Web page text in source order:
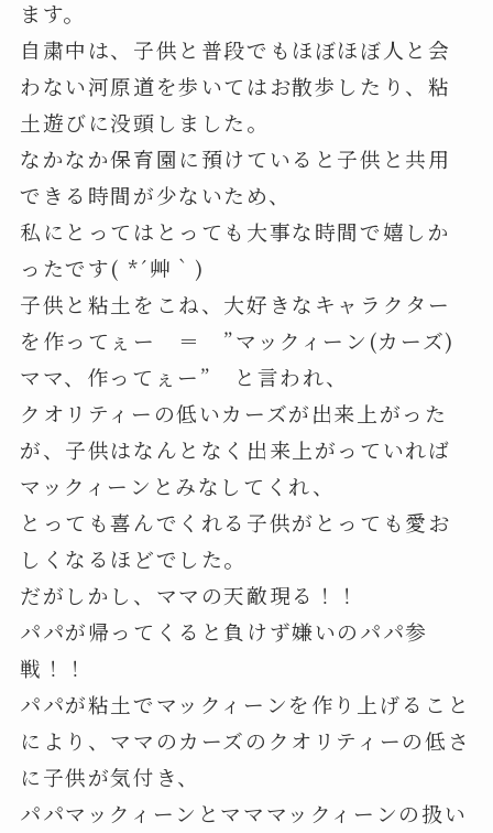
ます。
自粛中は、子供と普段でもほぼほぼ人と会
わない河原道を歩いてはお散歩したり、粘
土遊びに没頭しました。
なかなか保育園に預けていると子供と共用
できる時間が少ないため、
私にとってはとっても大事な時間で嬉しか
ったです( *´艸｀)
子供と粘土をこね、大好きなキャラクター
を作ってぇー ＝ ”マックィーン(カーズ)
ママ、作ってぇー” と言われ、
クオリティーの低いカーズが出来上がった
が、子供はなんとなく出来上がっていれば
マックィーンとみなしてくれ、
とっても喜んでくれる子供がとっても愛お
しくなるほどでした。
だがしかし、ママの天敵現る！！
パパが帰ってくると負けず嫌いのパパ参
戦！！
パパが粘土でマックィーンを作り上げること
により、ママのカーズのクオリティーの低さ
に子供が気付き、
パパマックィーンとマママックィーンの扱い